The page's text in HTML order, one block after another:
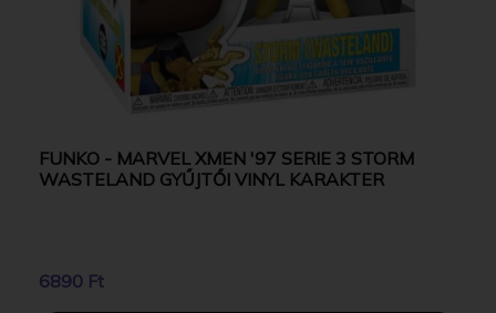
FUNKO - MARVEL XMEN '97 SERIE 3 STORM
WASTELAND GYŰJTŐI VINYL KARAKTER
6890 Ft